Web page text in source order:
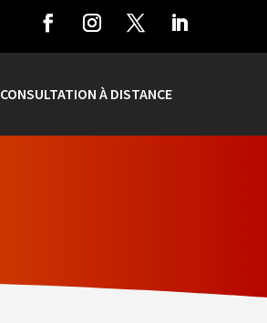
CONSULTATION À DISTANCE